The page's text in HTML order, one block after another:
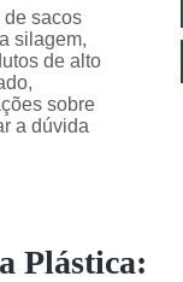
de sacos
silagem,
de alto
sobre
a dúvida
Plástica: